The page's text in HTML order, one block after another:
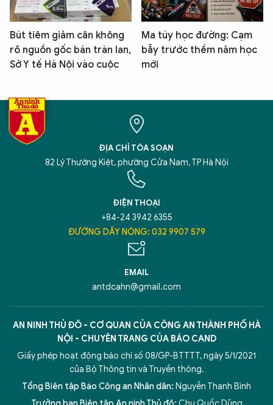
Bút tiêm giảm cân không
rõ nguồn gốc bán tràn lan,
Sở Y tế Hà Nội vào cuộc
Ma túy học đường: Cạm
bẫy trước thềm năm học
mới
ĐỊA CHỈ TÒA SOẠN
82 Lý Thường Kiệt, phường Cửa Nam, TP Hà Nội
ĐIỆN THOẠI
+84-24 3942 6355
ĐƯỜNG DÂY NÓNG: 032 9907 579
EMAIL
antdcahn@gmail.com
AN NINH THỦ ĐÔ - CƠ QUAN CỦA CÔNG AN THÀNH PHỐ HÀ
NỘI - CHUYÊN TRANG CỦA BÁO CAND
Giấy phép hoạt động báo chí số 08/GP-BTTTT, ngày 5/1/2021
của Bộ Thông tin và Truyền thông.
Tổng Biên tập Báo Công an Nhân dân: Nguyễn Thanh Bình